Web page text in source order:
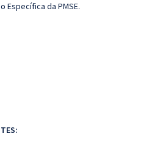
Específica da PMSE.